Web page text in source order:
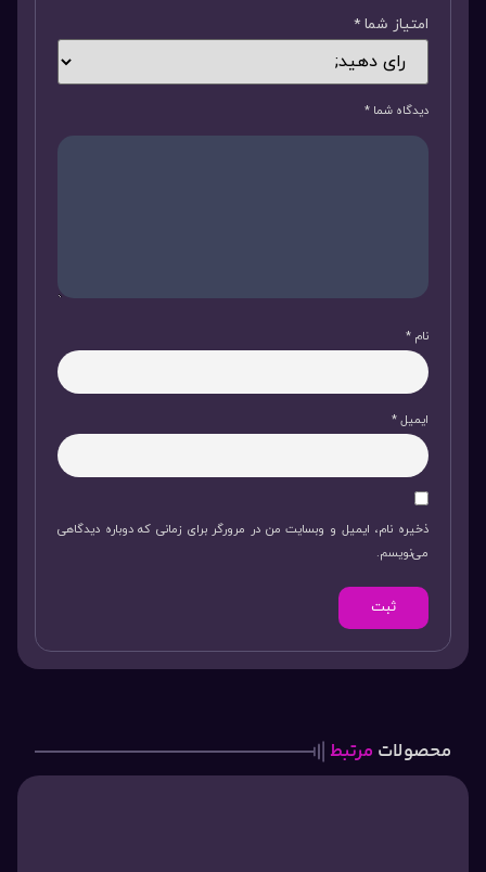
امتیاز شما *
دیدگاه شما *
نام *
ایمیل*
ذخیره نام، ایمیل و وبسایت من در مرورگر برای زمانی که دوباره دیدگاهی
می‌نویسم.
محصولات مرتبط